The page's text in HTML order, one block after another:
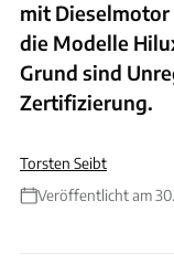
mit
die Modelle
Grund sind
Zertifizierung.
Torsten Seibt
Veröffentlicht am